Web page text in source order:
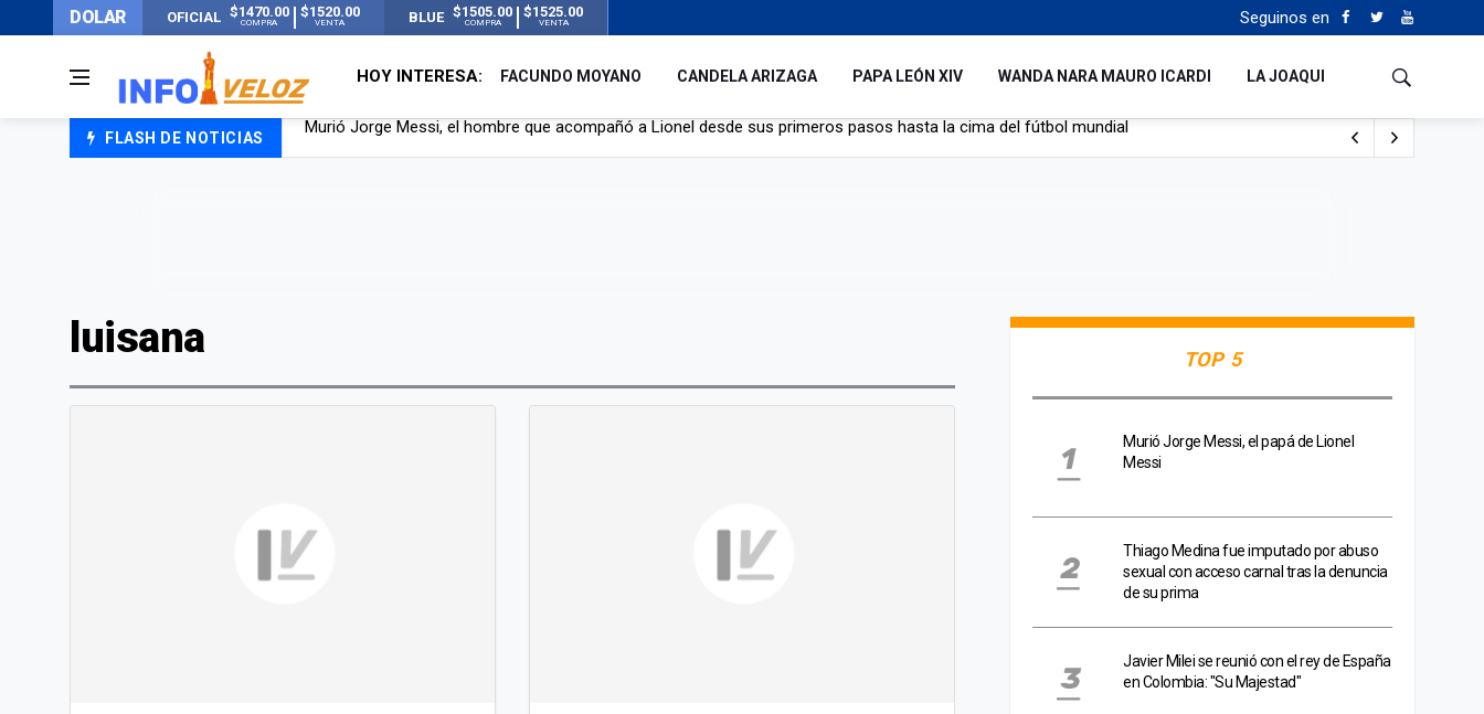
DOLAR OFICIAL $1470.00
COMPRA
$1520.00
VENTA BLUE $1505.00
COMPRA
$1525.00
VENTA Seguinos en
HOY INTERESA: FACUNDO MOYANO CANDELA ARIZAGA PAPA LEÓN XIV WANDA NARA MAURO ICARDI LA JOAQUI
FLASH DE NOTICIAS
Los mensajes de Newell’s y el resto del mundo del fútbol tras la muerte de Jorge Messi
luisana TOP 5
Murió Jorge Messi, el papá de Lionel
Messi
Thiago Medina fue imputado por abuso
sexual con acceso carnal tras la denuncia
de su prima
Javier Milei se reunió con el rey de España
en Colombia: "Su Majestad"